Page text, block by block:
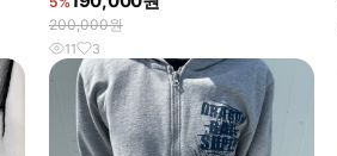
200,000원
11 3